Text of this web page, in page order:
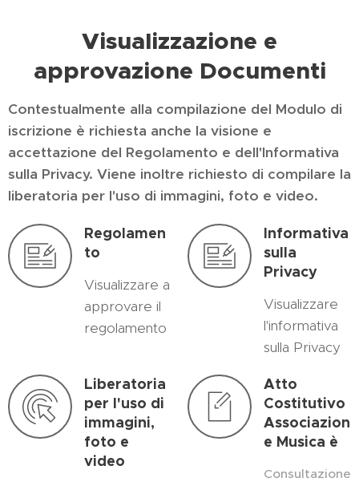
Visualizzazione e
approvazione Documenti
Contestualmente alla compilazione del Modulo di
iscrizione è richiesta anche la visione e
accettazione del Regolamento e dell'Informativa
sulla Privacy. Viene inoltre richiesto di compilare la
liberatoria per l'uso di immagini, foto e video.
Regolamen
to
Visualizzare a
approvare il
regolamento
Informativa
sulla
Privacy
Visualizzare
l'informativa
sulla Privacy
Liberatoria
per l'uso di
immagini,
foto e
video
Atto
Costitutivo
Associazion
e Musica è
Consultazione